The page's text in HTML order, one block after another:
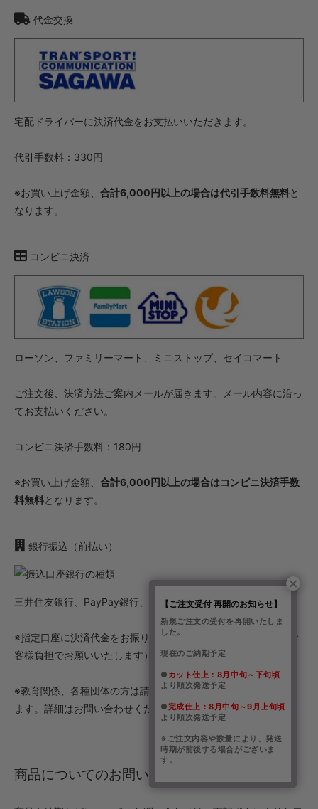
代金交換
宅配ドライバーに決済代金をお支払いいただきます。
代引手数料：330円
※お買い上げ金額、 合計6,000円以上の場合は代引手数料無料と
なります。
コンビニ決済
ローソン、ファミリーマート、ミニストップ、セイコマート
ご注文後、決済方法ご案内メールが届きます。メール内容に沿っ
てお支払いください。
コンビニ決済手数料：180円
※お買い上げ金額、 合計6,000円以上の場合はコンビニ決済手数
料無料となります。
銀行振込（前払い）
三井住友銀行、PayPay銀行、ゆうちょ銀行
※指定口座に決済代金をお振り込みください。（振込手数料はお
客様負担でお願いいたします）
※教育関係、各種団体の方は請求書後払いご対応させていただき
ます。詳細はお問い合わせください。
商品についてのお問い合わせ
【ご注文受付 再開のお知らせ】
新規ご注文の受付を再開いたしま
した。
現在のご納期予定
● カット仕上：8月中旬～下旬頃
より順次発送予定
●完成仕上：8月中旬～9月上旬頃
より順次発送予定
※ご注文内容や数量により、発送
時期が前後する場合がございま
す。